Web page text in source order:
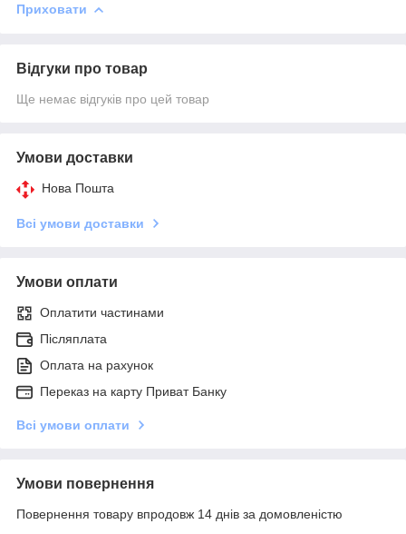
Приховати
Відгуки про товар
Ще немає відгуків про цей товар
Умови доставки
Нова Пошта
Всі умови доставки
Умови оплати
Оплатити частинами
Післяплата
Оплата на рахунок
Переказ на карту Приват Банку
Всі умови оплати
Умови повернення
Повернення товару впродовж 14 днів за домовленістю